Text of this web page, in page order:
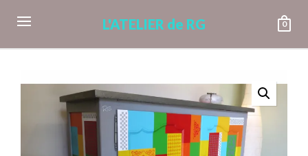
L'ATELIER de RG 0